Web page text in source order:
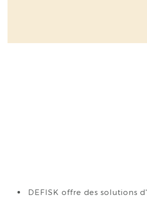
DEFISK offre des solutions d'